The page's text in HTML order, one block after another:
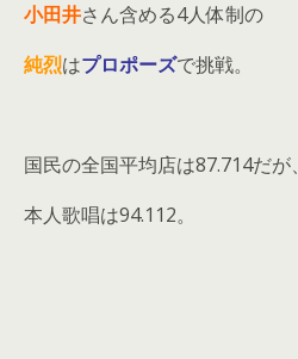
小田井さん含める4人体制の
純烈はプロポーズで挑戦。
国民の全国平均店は87.714だが、
本人歌唱は94.112。